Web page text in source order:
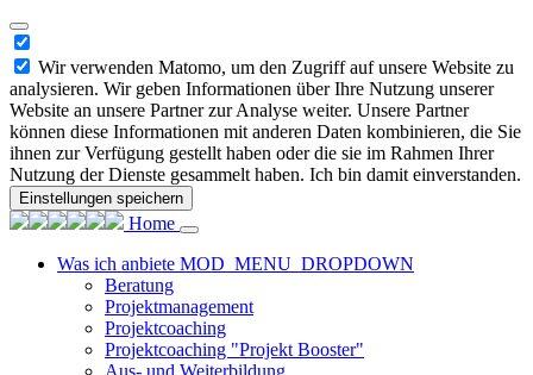
Wir verwenden Matomo, um den Zugriff auf unsere Website zu
analysieren. Wir geben Informationen über Ihre Nutzung unserer
Website an unsere Partner zur Analyse weiter. Unsere Partner
können diese Informationen mit anderen Daten kombinieren, die Sie
ihnen zur Verfügung gestellt haben oder die sie im Rahmen Ihrer
Nutzung der Dienste gesammelt haben. Ich bin damit einverstanden.
Einstellungen speichern
Home
Was ich anbiete MOD_MENU_DROPDOWN
Beratung
Projektmanagement
Projektcoaching
Projektcoaching "Projekt Booster"
Aus- und Weiterbildung